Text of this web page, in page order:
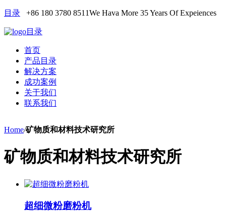
目录 +86 180 3780 8511We Hava More 35 Years Of Expeiences
目录
首页
产品目录
解决方案
成功案例
关于我们
联系我们
Home/矿物质和材料技术研究所
矿物质和材料技术研究所
超细微粉磨粉机